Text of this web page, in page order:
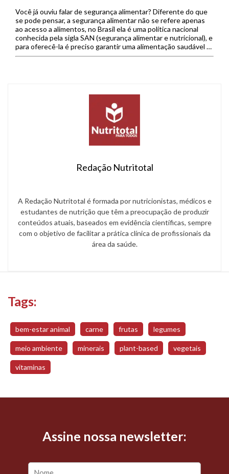
Você já ouviu falar de segurança alimentar? Diferente do que
se pode pensar, a segurança alimentar não se refere apenas
ao acesso a alimentos, no Brasil ela é uma política nacional
conhecida pela sigla SAN (segurança alimentar e nutricional), e
para oferecê-la é preciso garantir uma alimentação saudável e
sustentável, além de respeitar a diversidade […]
Redação Nutritotal
A Redação Nutritotal é formada por nutricionistas, médicos e
estudantes de nutrição que têm a preocupação de produzir
conteúdos atuais, baseados em evidência científicas, sempre
com o objetivo de facilitar a prática clínica de profissionais da
área da saúde.
Tags:
bem-estar animal carne frutas legumes
meio ambiente minerais plant-based vegetais
vitaminas
Assine nossa newsletter: